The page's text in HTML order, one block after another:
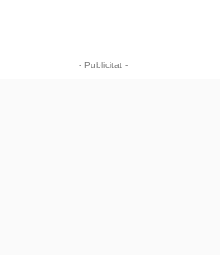
- Publicitat -